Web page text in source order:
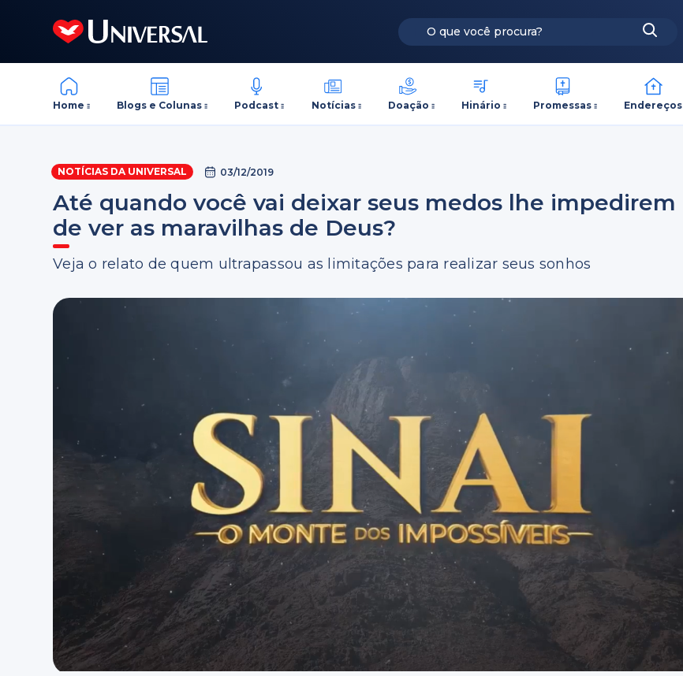
Home Blogs e Colunas Podcast Notícias Doação Hinário Promessas Endereços
NOTÍCIAS DA UNIVERSAL 03/12/2019
Até quando você vai deixar seus medos lhe impedirem
de ver as maravilhas de Deus?
Veja o relato de quem ultrapassou as limitações para realizar seus sonhos